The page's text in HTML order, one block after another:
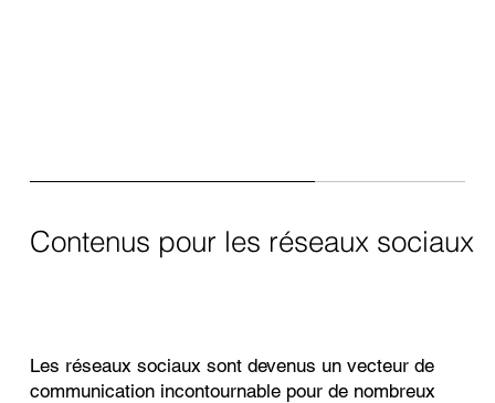
Les réseaux sociaux sont devenus un vecteur de
communication incontournable pour de nombreux
Contenus pour les réseaux sociaux